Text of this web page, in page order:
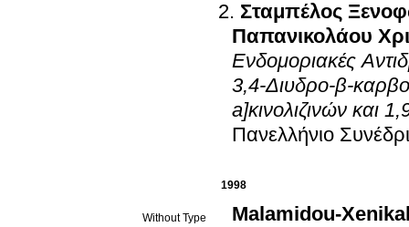
Σταμπέλος
Παπανικολάου
Ενδομοριακές
3,4-Διυδρο-β-
a]κινολιζινών και
Πανελλήνιο
1998
Without Type
Malamidou-